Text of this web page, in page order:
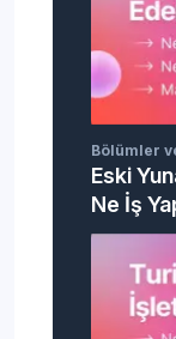
Bölümler
Eski
Ne İş